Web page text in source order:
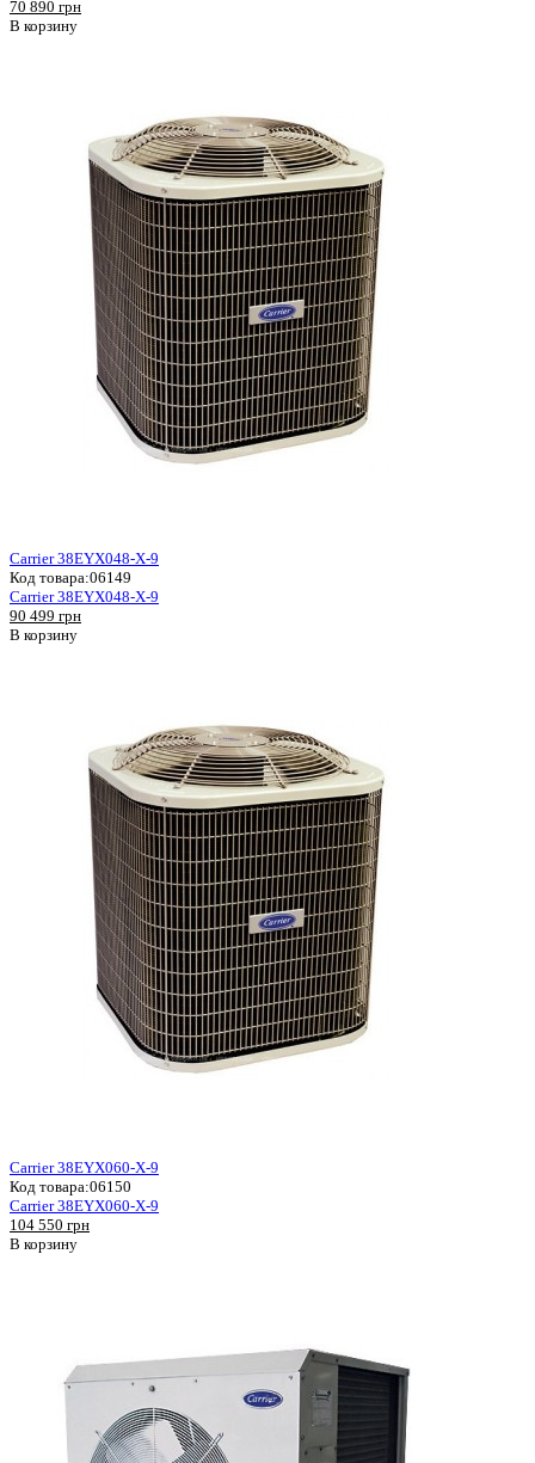
70 890 грн
В корзину
Carrier 38EYX048-X-9
Код товара:06149
Carrier 38EYX048-X-9
90 499 грн
В корзину
Carrier 38EYX060-X-9
Код товара:06150
Carrier 38EYX060-X-9
104 550 грн
В корзину